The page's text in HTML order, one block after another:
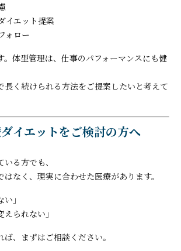
イエット提案
ォロー
。体型管理は、仕事のパフォーマンスにも健
長く続けられる方法をご提案したいと考えて
イエットをご検討の方へ
る方でも、
なく、現実に合わせた医療があります。
」
えられない」
、まずはご相談ください。